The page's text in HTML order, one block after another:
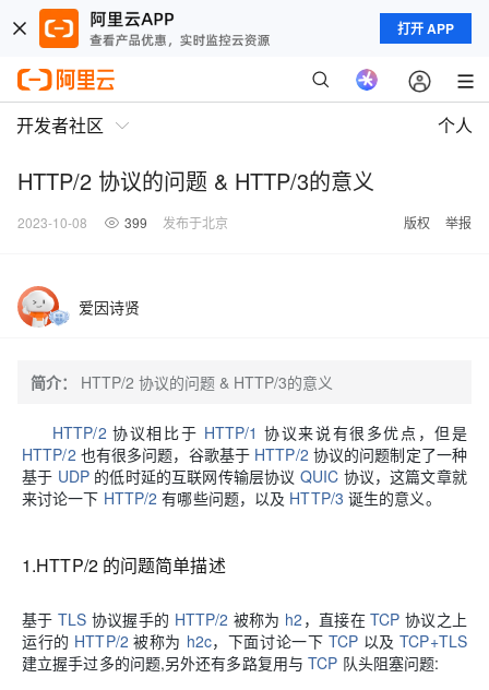
打开 APP
开发者社区 个人
HTTP/2 协议的问题 & HTTP/3的意义
2023-10-08 399 发布于北京 版权 举报
爱因诗贤
简介： HTTP/2 协议的问题 & HTTP/3的意义
HTTP/2 协议相比于 HTTP/1 协议来说有很多优点，但是
HTTP/2 也有很多问题，谷歌基于 HTTP/2 协议的问题制定了一种
基于 UDP 的低时延的互联网传输层协议 QUIC 协议，这篇文章就
来讨论一下 HTTP/2 有哪些问题，以及 HTTP/3诞生的意义。
1.HTTP/2 的问题简单描述
基于TLS 协议握手的 HTTP/2 被称为 h2 ，直接在TCP 协议之上
运行的 HTTP/2 被称为 h2c，下面讨论一下 TCP 以及TCP+TLS
建立握手过多的问题,另外还有多路复用与TCP 队头阻塞问题: